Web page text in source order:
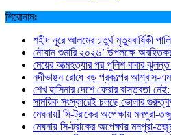
শিরোনামঃ
শহীদ নূরে আলমের চতুর্থ মৃত্যুবার্ষিকী
নৌযান শুমারি ২০২৬’ উপলক্ষে
মেয়ের আত্মহত্যার পর পুলিশ বাবার
নদীভাঙন রোধে বড় প্রকল্পের আশ্বাস-
শেখ হাসিনার দেশে ফেরার বাস্তবতা
সাময়িক সংস্কারেই চলছে ভোলার
মেঘনায়l সি-ট্রাকের অপেক্ষায় মনপুরা-
মেঘনায় সি-ট্রাকের অপেক্ষায় মনপুরা-